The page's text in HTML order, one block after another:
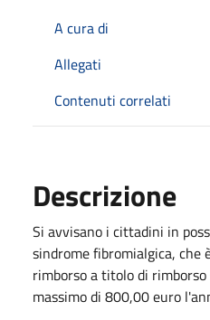
A cura di
Allegati
Contenuti correlati
Descrizione
Si avvisano i cittadini in
sindrome fibromialgica, che
rimborso a titolo di
massimo di 800,00 euro